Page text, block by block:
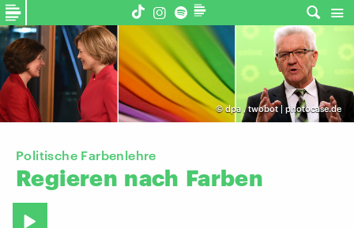
© dpa,twobot | photocase.de
Politische Farbenlehre
Regieren nach Farben